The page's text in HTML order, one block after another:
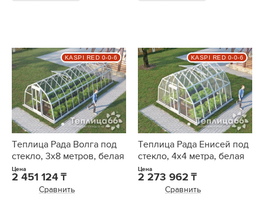
Теплица Рада Волга под
стекло, 3х8 метров, белая
Цена
2 451 124
Сравнить
KASPI RED 0-0-6
Теплица Рада Енисей под
стекло, 4х4 метра, белая
Цена
2 273 962
Сравнить
KASPI RED 0-0-6